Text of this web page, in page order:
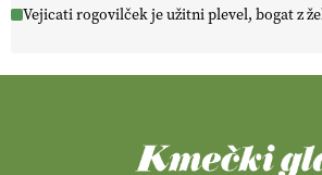
Vejicati rogovilček je užitni plevel, bogat z